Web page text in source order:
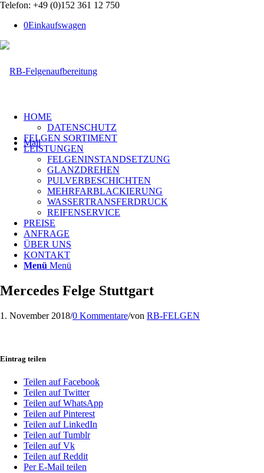
Telefon: +49 (0)152 361 12 750
0Einkaufswagen
Mail
HOME
DATENSCHUTZ
FELGEN SORTIMENT
LEISTUNGEN
FELGENINSTANDSETZUNG
GLANZDREHEN
PULVERBESCHICHTEN
MEHRFARBLACKIERUNG
WASSERTRANSFERDRUCK
REIFENSERVICE
PREISE
ANFRAGE
ÜBER UNS
KONTAKT
Menü Menü
Mercedes Felge Stuttgart
1. November 2018/0 Kommentare/von RB-FELGEN
Eintrag teilen
Teilen auf Facebook
Teilen auf Twitter
Teilen auf WhatsApp
Teilen auf Pinterest
Teilen auf LinkedIn
Teilen auf Tumblr
Teilen auf Vk
Teilen auf Reddit
Per E-Mail teilen